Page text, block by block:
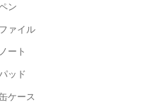
ン
ァイル
ート
ッド
ケース